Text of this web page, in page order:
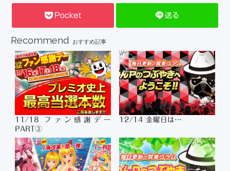
Pocket 送る
Recommend おすすめ記事
11/18 ファン感謝デー
PART③
12/14 金曜日は…